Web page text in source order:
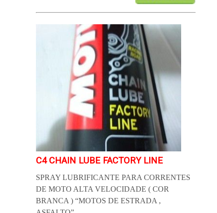
C4 CHAIN LUBE FACTORY LINE
SPRAY LUBRIFICANTE PARA CORRENTES
DE MOTO ALTA VELOCIDADE ( COR
BRANCA ) “MOTOS DE ESTRADA ,